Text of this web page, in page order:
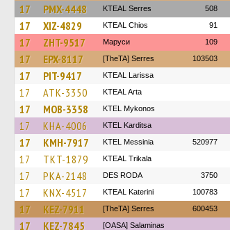
17 PMX-4448 KTEAL Serres 508
17 XIZ-4829 KTEAL Chios 91
17 ZHT-9517 Маруси 109
17 EPX-8117 [TheTA] Serres 103503
17 PIT-9417 KTEAL Larissa
17 ATK-3350 KTEAL Arta
17 MOB-3358 KTEL Mykonos
17 KHA-4006 ΚΤΕL Karditsa
17 KMH-7917 KTEL Messinia 520977
17 TKT-1879 KTEAL Trikala
17 PKA-2148 DES RODA 3750
17 KNX-4517 KTEAL Katerini 100783
17 KEZ-7911 [TheTA] Serres 600453
17 KEZ-7845 [OASA] Salaminas